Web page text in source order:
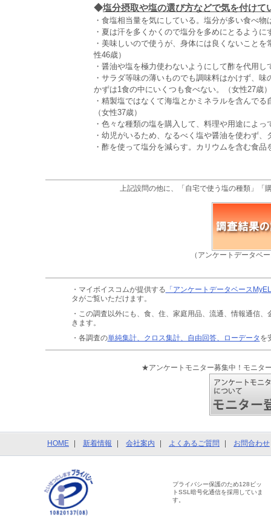
◆塩分摂取や塩の選び方などで気を付けて
・食塩相当量を気にしている。塩分が多い食べ
・夏は汗を多くかくので塩分を多めにとるように
・美味しいので使うが、身体には良くないこと
性46歳）
・醤油や塩を極力使わないようにして酢を代用し
・サラダ等味の薄いものでも調味料はかけず、
かずは1食の中にいくつも食べない。（女性27歳）
・精製塩ではなくて海塩とかミネラルを含んで
（女性37歳）
・色々な種類の塩を購入して、料理や用途によ
・幼児がいるため、なるべく塩や醤油を使わず
・酢を使って塩分を減らす。カリウムを含む食
上記設問の他に、「自宅で使う塩の種類」「
（アンケートデータベ
・マイボイスコムが提供する 「アンケートデータベース
タがご覧いただけます。
・この調査以外にも、食、住、家庭用品、流通、情報通信、
きます。
・各調査の単純集計、クロス集計、自由回答、ローデータ を
★アンケートモニター募集中！モニタ
HOME 新着情報 会社案内 よくあるご質問 お問合わせ
プライバシー保護のため128ビッ
トSSL暗号化通信を採用していま
す。